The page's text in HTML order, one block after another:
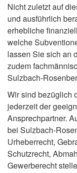
Nicht zuletzt auf
und ausführlich
erhebliche
welche
lassen Sie sich an
zudem
Sulzbach-
Wir sind bezüglich
jederzeit der
Ansprechpartner.
bei Sulzbach-
Urheberrecht,
Schutzrecht,
Gewerberecht